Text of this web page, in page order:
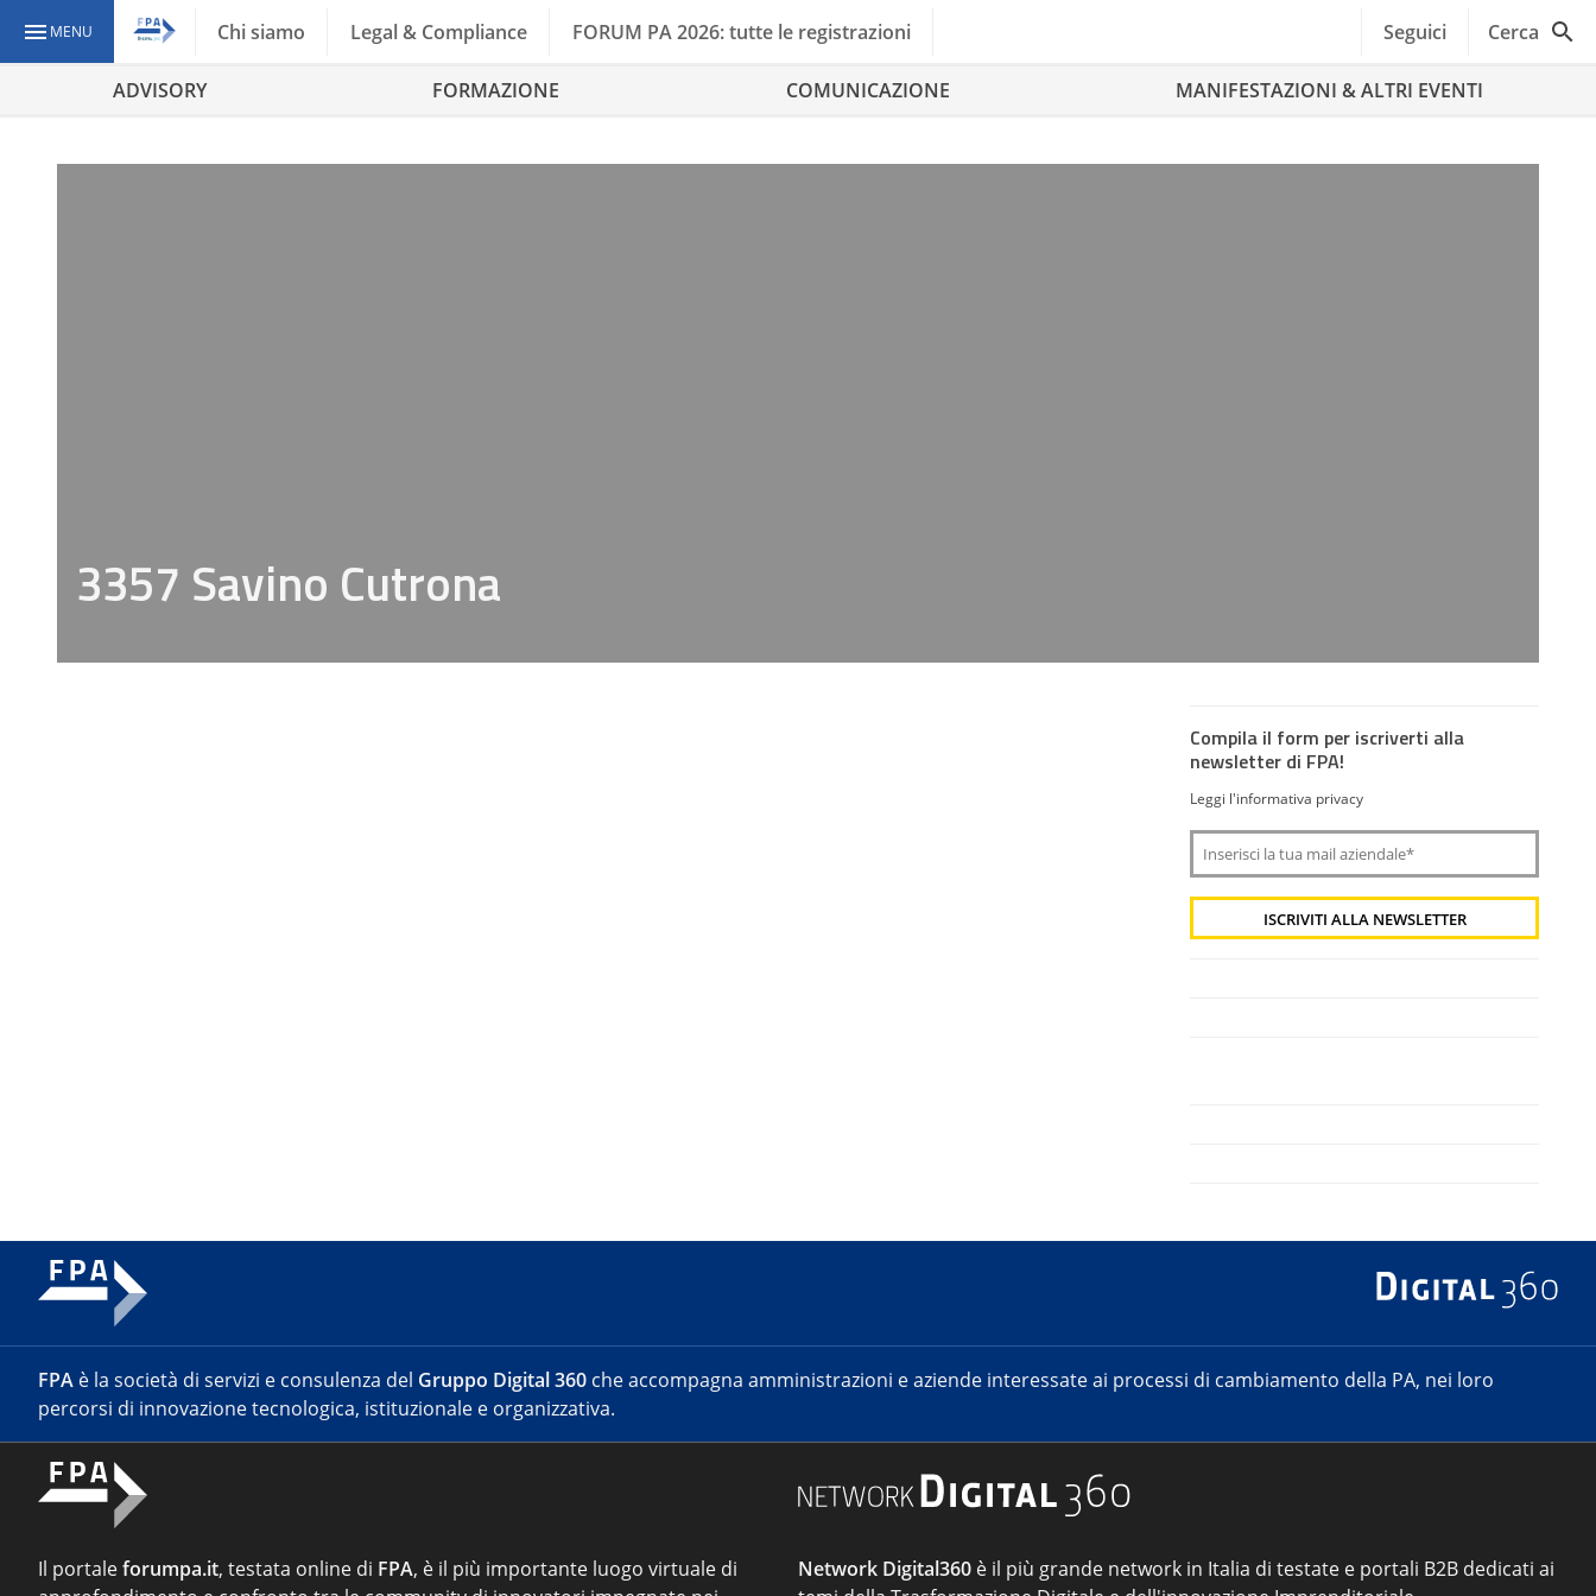
MENU Chi siamo Legal & Compliance FORUM PA 2026: tutte le registrazioni Seguici Cerca
ADVISORY FORMAZIONE COMUNICAZIONE MANIFESTAZIONI & ALTRI EVENTI
3357 Savino Cutrona
Compila il form per iscriverti alla
newsletter di FPA!
Leggi l'informativa privacy
FPA è la società di servizi e consulenza del Gruppo Digital 360 che accompagna amministrazioni e aziende interessate ai processi di cambiamento della PA, nei loro
percorsi di innovazione tecnologica, istituzionale e organizzativa.
Il portaleforumpa.it, testata online di FPA, è il più importante luogo virtuale di
Network Digital360 è il più grande network in Italia di testate e portali B2B dedicati ai